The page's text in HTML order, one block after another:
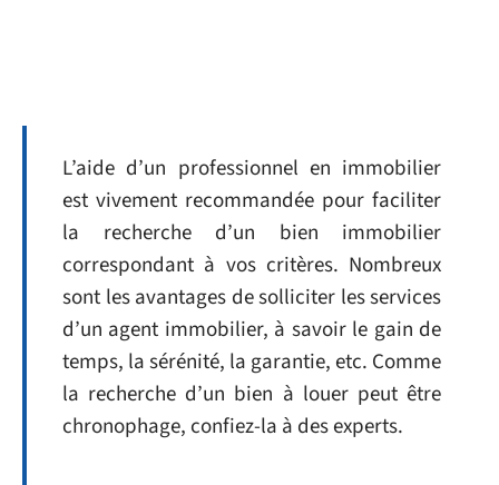
L’aide d’un professionnel en immobilier
est vivement recommandée pour faciliter
la recherche d’un bien immobilier
correspondant à vos critères. Nombreux
sont les avantages de solliciter les services
d’un agent immobilier, à savoir le gain de
temps, la sérénité, la garantie, etc. Comme
la recherche d’un bien à louer peut être
chronophage, confiez-la à des experts.